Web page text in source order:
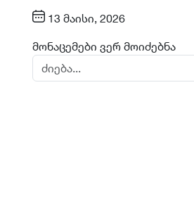
13 მაისი, 2026
მონაცემები ვერ მოიძებნა